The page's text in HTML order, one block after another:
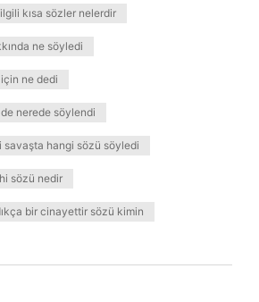
kısa sözler nelerdir
ne söyledi
ne dedi
nerede söylendi
savaşta hangi sözü söyledi
sözü nedir
bir cinayettir sözü kimin